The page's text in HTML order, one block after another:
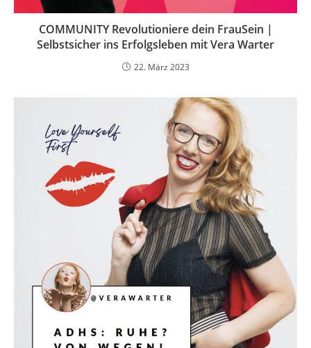
COMMUNITY Revolutioniere dein FrauSein |
Selbstsicher ins Erfolgsleben mit Vera Warter
22. März 2023